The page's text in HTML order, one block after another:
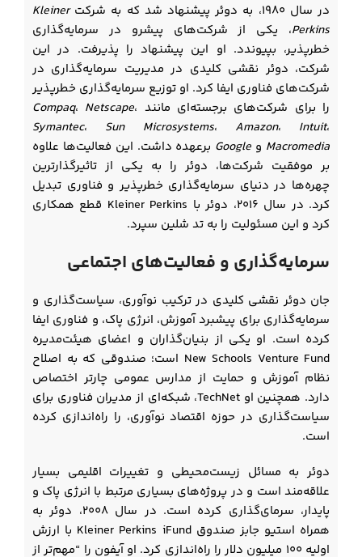
در سال ۱۹۸۰، به دوئر پیشنهاد شد که به شرکت
Kleiner
Perkins، یکی از شرکت‌های پیشرو در سرمایه‌گذاری
خطرپذیر، بپیوندد. او این پیشنهاد را پذیرفت. در این
شرکت، دوئر نقشی کلیدی در مدیریت سرمایه‌گذاری در
شرکت‌های فناوری ایفا کرد. او توزیع سرمایه‌گذاری خطرپذیر
را برای شرکت‌های برجسته‌ای مانند
Compaq، Netscape،
Symantec، Sun Microsystems، Amazon، Intuit،
Macromedia و Google برعهده داشت. این فعالیت‌ها علاوه
بر موفقیت شرکت‌ها، دوئر را به یکی از تاثیرگذارترین
چهره‌ها در دنیای سرمایه‌گذاری خطرپذیر و فناوری تبدیل
کرد. در سال ۲۰۱۶، دوئر با Kleiner Perkins قطع همکاری
کرد و این مسئولیت را به تد شلین سپرد.
سرمایه‌گذاری و فعالیت‌های اجتماعی
جان دوئر نقشی کلیدی در ترکیب نوآوری، سیاست‌گذاری و
سرمایه‌گذاری برای پیشبرد آموزش، انرژی پاک، و فناوری ایفا
کرده است. او یکی از بنیان‌گذاران و اعضای هیئت‌مدیره
New Schools Venture Fund است؛ صندوقی که به اصلاح
نظام آموزش و حمایت از مدارس عمومی چارتر اختصاص
دارد. همچنین او TechNet، شبکه‌ای از مدیران فناوری برای
سیاست‌گذاری در حوزه اقتصاد نوآوری، را راه‌اندازی کرده
است.
دوئر به مسائل زیست‌محیطی و تغییرات اقلیمی بسیار
علاقه‌مند است و در پروژه‌های بسیاری مرتبط با انرژی پاک و
پایدار، سرمای‌گذاری کرده است. در سال ۲۰۰۸، دوئر به
همراه استیو جابز صندوق Kleiner Perkins iFund با ارزش
اولیه ۱۰۰ میلیون دلار را راه‌اندازی کرد. او آیفون را “مهم‌تر از